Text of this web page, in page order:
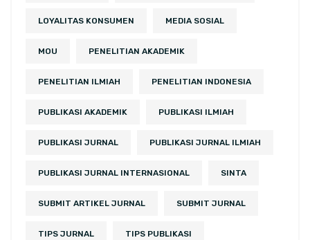
LOYALITAS KONSUMEN MEDIA SOSIAL
MOU PENELITIAN AKADEMIK
PENELITIAN ILMIAH PENELITIAN INDONESIA
PUBLIKASI AKADEMIK PUBLIKASI ILMIAH
PUBLIKASI JURNAL PUBLIKASI JURNAL ILMIAH
PUBLIKASI JURNAL INTERNASIONAL SINTA
SUBMIT ARTIKEL JURNAL SUBMIT JURNAL
TIPS JURNAL TIPS PUBLIKASI